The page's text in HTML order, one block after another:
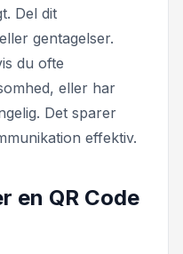
Del dit
gentagelser.
du ofte
eller har
Det sparer
effektiv.
en QR Code